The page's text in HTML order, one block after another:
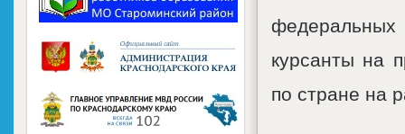
курсанты на
по стране на